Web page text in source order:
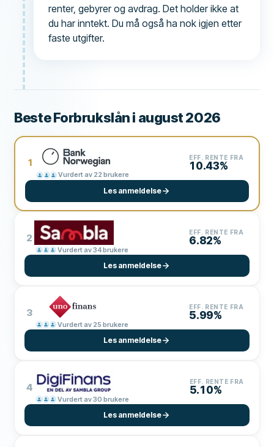
renter, gebyrer og avdrag. Det holder ikke at
du har inntekt. Du må også ha nok igjen etter
faste utgifter.
Beste Forbrukslån i august 2026
1
Vurdert av 22 brukere
EFF. RENTE FRA
10.43%
Les anmeldelse
2
Vurdert av 34 brukere
EFF. RENTE FRA
6.82%
Les anmeldelse
3
Vurdert av 25 brukere
EFF. RENTE FRA
5.99%
Les anmeldelse
4
Vurdert av 30 brukere
EFF. RENTE FRA
5.10%
Les anmeldelse